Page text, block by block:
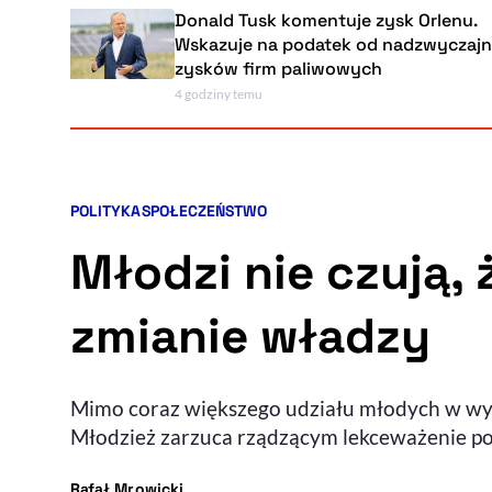
Donald Tusk komentuje zysk Orlenu.
Wskazuje na podatek od nadzwyczajnych
zysków firm paliwowych
4 godziny temu
Kategorie artykułu:
POLITYKASPOŁECZEŃSTWO
Młodzi nie czują,
zmianie władzy
Mimo coraz większego udziału młodych w
Młodzież zarzuca rządzącym lekceważenie
- autor artykułu - profil